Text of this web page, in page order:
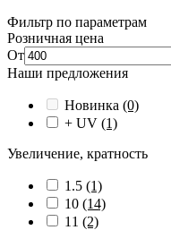
Фильтр по параметрам
Розничная цена
От
Наши предложения
Новинка (0)
+ UV (1)
Увеличение, кратность
1.5 (1)
10 (14)
11 (2)